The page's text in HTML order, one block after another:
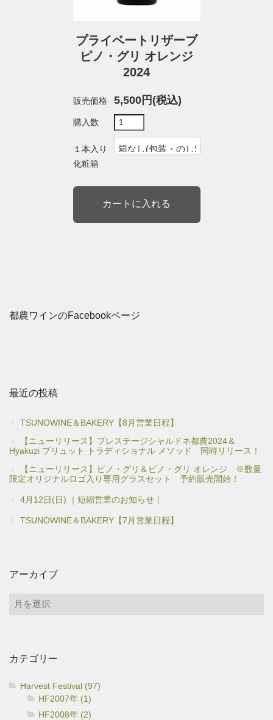
プライベートリザーブ
ピノ・グリ オレンジ
2024
販売価格 5,500円(税込)
購入数
１本入り
化粧箱
都農ワインのFacebookページ
最近の投稿
TSUNOWINE＆BAKERY【8月営業日程】
【ニューリリース】プレステージシャルドネ都農2024＆
Hyakuzi ブリュット トラディショナル メソッド 同時リリース！
【ニューリリース】ピノ・グリ＆ピノ・グリ オレンジ ※数量
限定オリジナルロゴ入り専用グラスセット 予約販売開始！
4月12日(日) ｜短縮営業のお知らせ｜
TSUNOWINE＆BAKERY【7月営業日程】
アーカイブ
ア
ブ
カテゴリー
Harvest Festival (97)
HF2007年 (1)
HF2008年 (2)